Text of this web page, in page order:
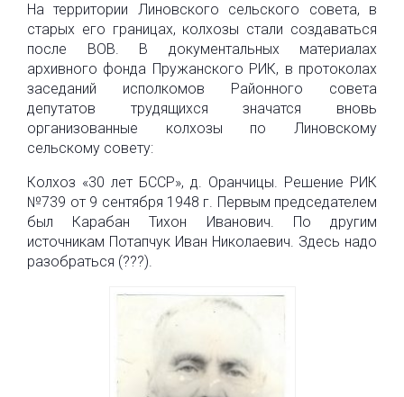
На территории Линовского сельского совета, в
старых его границах, колхозы стали создаваться
после ВОВ. В документальных материалах
архивного фонда Пружанского РИК, в протоколах
заседаний исполкомов Районного совета
депутатов трудящихся значатся вновь
организованные колхозы по Линовскому
сельскому совету:
Колхоз «30 лет БССР», д. Оранчицы. Решение РИК
№739 от 9 сентября 1948 г. Первым председателем
был Карабан Тихон Иванович. По другим
источникам Потапчук Иван Николаевич. Здесь надо
разобраться (???).